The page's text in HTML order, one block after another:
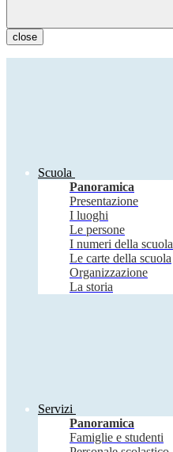
close
Scuola
Panoramica
Presentazione
I luoghi
Le persone
I numeri della scuola
Le carte della scuola
Organizzazione
La storia
Servizi
Panoramica
Famiglie e studenti